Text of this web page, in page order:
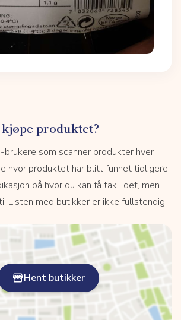
produktet?
som scanner produkter hver
hvor produktet har blitt funnet tidligere.
på hvor du kan få tak i det, men
Listen med butikker er ikke fullstendig.
Hent butikker